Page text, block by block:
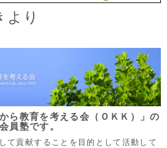
より
ら教育を考える会（ＯＫＫ）」の
会員塾です。
て貢献することを目的として活動して